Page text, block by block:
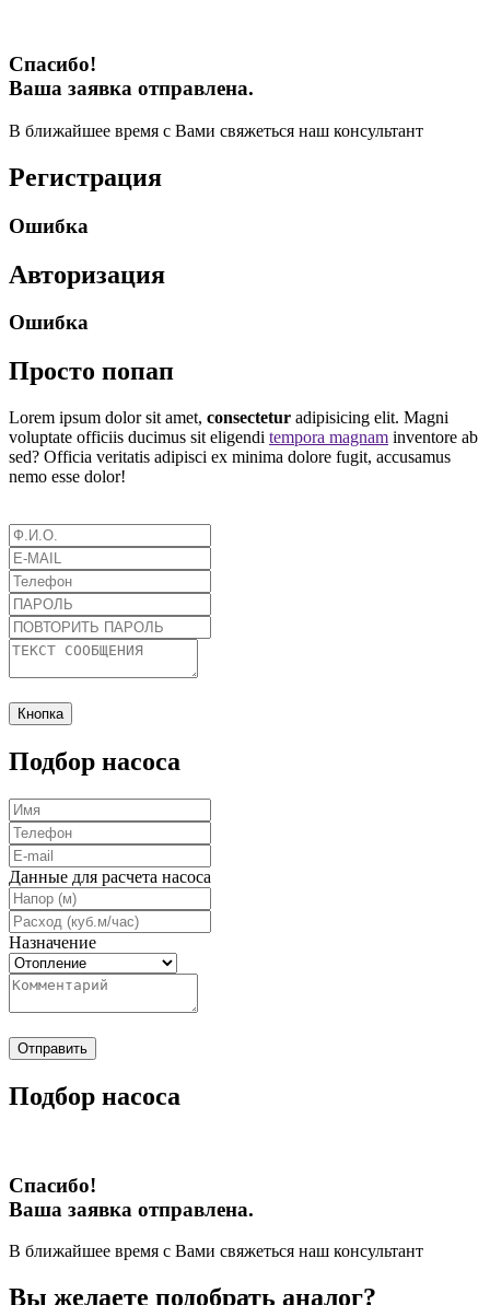
Спасибо!
Ваша заявка отправлена.
В ближайшее время с Вами свяжеться наш консультант
Регистрация
Ошибка
Авторизация
Ошибка
Просто попап
Lorem ipsum dolor sit amet, consectetur adipisicing elit. Magni
voluptate officiis ducimus sit eligendi tempora magnam inventore ab
sed? Officia veritatis adipisci ex minima dolore fugit, accusamus
nemo esse dolor!
Кнопка
Подбор насоса
Данные для расчета насоса
Назначение
Отправить
Подбор насоса
Спасибо!
Ваша заявка отправлена.
В ближайшее время с Вами свяжеться наш консультант
Вы желаете подобрать аналог?